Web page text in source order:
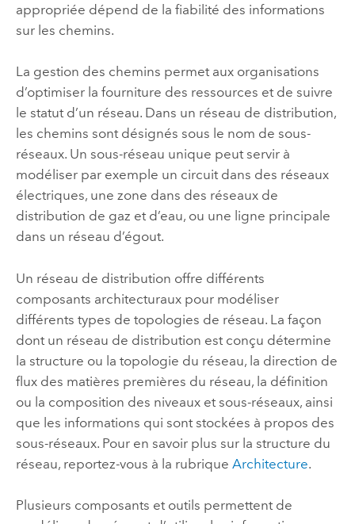
appropriée dépend de la fiabilité des informations
sur les chemins.
La gestion des chemins permet aux organisations
d’optimiser la fourniture des ressources et de suivre
le statut d’un réseau. Dans un réseau de distribution,
les chemins sont désignés sous le nom de sous-
réseaux. Un sous-réseau unique peut servir à
modéliser par exemple un circuit dans des réseaux
électriques, une zone dans des réseaux de
distribution de gaz et d’eau, ou une ligne principale
dans un réseau d’égout.
Un réseau de distribution offre différents
composants architecturaux pour modéliser
différents types de topologies de réseau. La façon
dont un réseau de distribution est conçu détermine
la structure ou la topologie du réseau, la direction de
flux des matières premières du réseau, la définition
ou la composition des niveaux et sous-réseaux, ainsi
que les informations qui sont stockées à propos des
sous-réseaux. Pour en savoir plus sur la structure du
réseau, reportez-vous à la rubrique Architecture.
Plusieurs composants et outils permettent de